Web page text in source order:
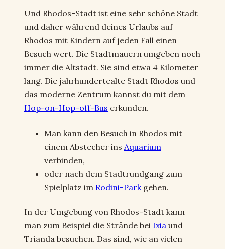
Und Rhodos-Stadt ist eine sehr schöne Stadt
und daher während deines Urlaubs auf
Rhodos mit Kindern auf jeden Fall einen
Besuch wert. Die Stadtmauern umgeben noch
immer die Altstadt. Sie sind etwa 4 Kilometer
lang. Die jahrhundertealte Stadt Rhodos und
das moderne Zentrum kannst du mit dem
Hop-on-Hop-off-Bus erkunden.
Man kann den Besuch in Rhodos mit
einem Abstecher ins Aquarium
verbinden,
oder nach dem Stadtrundgang zum
Spielplatz im Rodini-Park gehen.
In der Umgebung von Rhodos-Stadt kann
man zum Beispiel die Strände bei Ixia und
Trianda besuchen. Das sind, wie an vielen